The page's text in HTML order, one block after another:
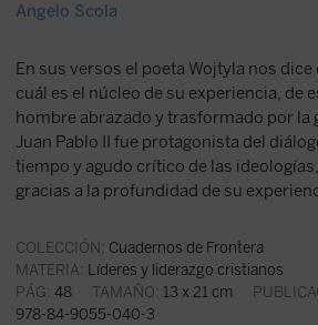
Angelo Scola
En sus versos el poeta Wojtyla nos dice
cuál es el núcleo de su experiencia, de
hombre abrazado y trasformado por la
Juan Pablo II fue protagonista del
tiempo y agudo crítico de las
gracias a la profundidad de su
COLECCIÓN: Cuadernos de Frontera
MATERIA: Líderes y liderazgo cristianos
PÁG: 48 TAMAÑO: 13 x 21 cm
978-84-9055-040-3